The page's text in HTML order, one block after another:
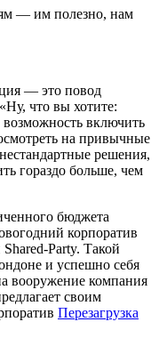
— им полезно, нам
— это повод
что вы хотите:
включить
на привычные
решения,
гораздо больше, чем
бюджета
корпоратив
Party. Такой
и успешно себя
вооружение компания
своим
Перезагрузка